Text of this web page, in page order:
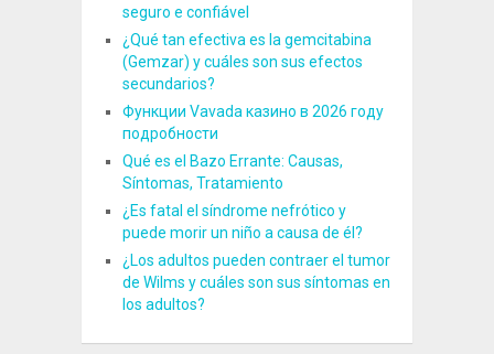
seguro e confiável
¿Qué tan efectiva es la gemcitabina
(Gemzar) y cuáles son sus efectos
secundarios?
Функции Vavada казино в 2026 году
подробности
Qué es el Bazo Errante: Causas,
Síntomas, Tratamiento
¿Es fatal el síndrome nefrótico y
puede morir un niño a causa de él?
¿Los adultos pueden contraer el tumor
de Wilms y cuáles son sus síntomas en
los adultos?